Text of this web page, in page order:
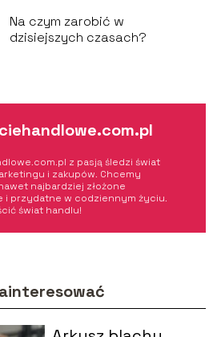
Na czym zarobić w
dzisiejszych czasach?
z pasją śledzi świat
i zakupów. Chcemy
najbardziej złożone
i przydatne w codziennym życiu.
świat handlu!